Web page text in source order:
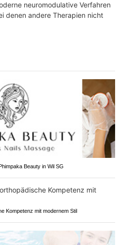
neuromodulative Verfahren
denen andere Therapien nicht
Beauty in Wil SG
Kompetenz mit modernem Stil